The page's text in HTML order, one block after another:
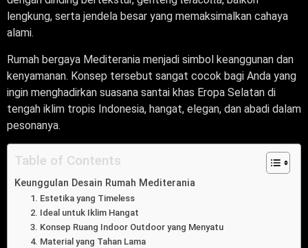
lengkung, serta jendela besar yang memaksimalkan cahaya
alami.
Rumah bergaya Mediterania menjadi simbol keanggunan dan
kenyamanan. Konsep tersebut sangat cocok bagi Anda yang
ingin menghadirkan suasana santai khas Eropa Selatan di
tengah iklim tropis Indonesia, hangat, elegan, dan abadi dalam
pesonanya.
Table of Contents
Keunggulan Desain Rumah Mediterania
1. Estetika yang Timeless
2. Ideal untuk Iklim Hangat
3. Konsep Ruang Indoor Outdoor yang Menyatu
4. Material yang Tahan Lama